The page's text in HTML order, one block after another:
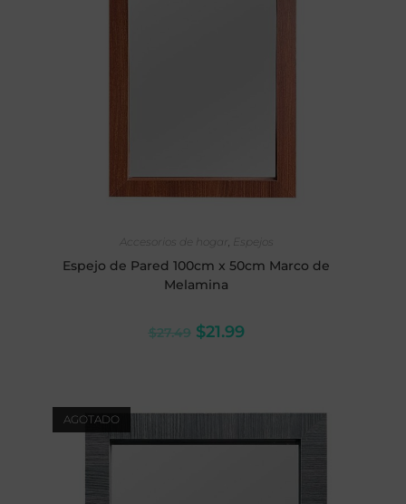
Accesorios de hogar
Espejos
Espejo de Pared 100cm x 50cm Marco de
Melamina
$27.49 $21.99
AGOTADO